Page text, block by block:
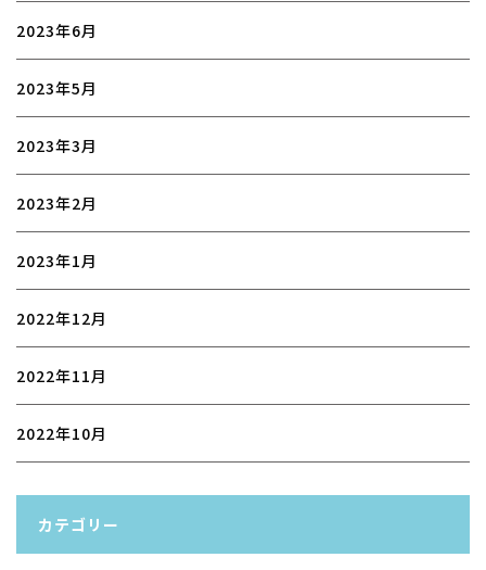
2023年6月
2023年5月
2023年3月
2023年2月
2023年1月
2022年12月
2022年11月
2022年10月
カテゴリー